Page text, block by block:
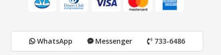
WhatsApp Messenger 733-6486